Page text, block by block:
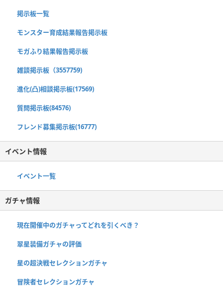
掲示板一覧
モンスター育成結果報告掲示板
モガふり結果報告掲示板
雑談掲示板（3557759)
進化(凸)相談掲示板(17569)
質問掲示板(84576)
フレンド募集掲示板(16777)
イベント情報
イベント一覧
ガチャ情報
現在開催中のガチャってどれを引くべき？
翠星装備ガチャの評価
星の超決戦セレクションガチャ
冒険者セレクションガチャ